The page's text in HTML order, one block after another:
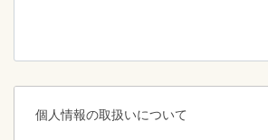
個人情報の取扱いについて